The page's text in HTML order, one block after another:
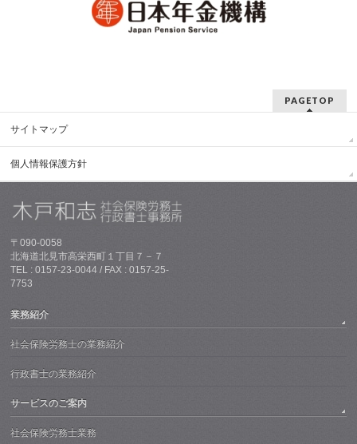
PAGETOP
サイトマップ
個人情報保護方針
〒090-0058
北海道北見市高栄西町１丁目７－７
TEL : 0157-23-0044 / FAX : 0157-25-
7753
業務紹介
社会保険労務士の業務紹介
行政書士の業務紹介
サービスのご案内
社会保険労務士業務